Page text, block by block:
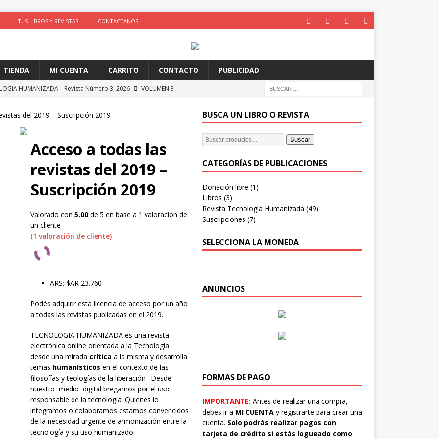
TUS LIBROS Y REVISTAS CONTACTANOS
TIENDA MI CUENTA CARRITO CONTACTO PUBLICIDAD
HUMANIZADA – Revista Número 3, 2026
VOLUMEN 3 -
con AYNI MURALES COMUNITARIOS
de comportamientos y praxis social con algoritmos no
SOLIDARIDAD
como conocimiento situado: transformación del saber desde
identidad digital a personas en situación de calle
del 2019 – Suscripción 2019
Acceso a todas las
revistas del 2019 –
Suscripción 2019
Valorado con 5.00de 5 en base a 1 valoración de
un cliente
(1 valoración de cliente)
ARS: $AR 23.760
Podés adquirir esta licencia de acceso por un año
a todas las revistas publicadas en el 2019.
TECNOLOGIA HUMANIZADA es una revista
electrónica online orientada a la Tecnología
desde una mirada crítica a la misma y desarrolla
temas humanísticos en el contexto de las
filosofías y teologías de la liberación. Desde
nuestro medio digital bregamos por el uso
responsable de la tecnología. Quienes lo
integramos o colaboramos estamos convencidos
de la necesidad urgente de armonización entre la
tecnología y su uso humanizado.
BUSCA UN LIBRO O REVISTA
Buscar
CATEGORÍAS DE PUBLICACIONES
Donación libre (1)
Libros (3)
Revista Tecnología Humanizada (49)
Suscripciones (7)
SELECCIONA LA MONEDA
ANUNCIOS
FORMAS DE PAGO
IMPORTANTE: Antes de realizar una compra,
debes ir a MI CUENTAy registrarte para crear una
cuenta. Solo podrás realizar pagos con
tarjeta de crédito si estás logueado como